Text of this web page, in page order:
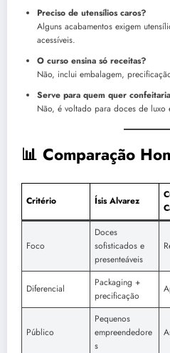
Preciso de utensílios caros?
Alguns acabamentos exigem
acessíveis.
O curso ensina só receitas?
Não, inclui embalagem,
Serve para quem quer
Não, é voltado para doces de luxo
📊 Comparação
Critério Ísis Alvarez
Foco
Doces
sofisticados e
presenteáveis
Diferencial
Packaging +
precificação
Público
Pequenos
empreendedore
s